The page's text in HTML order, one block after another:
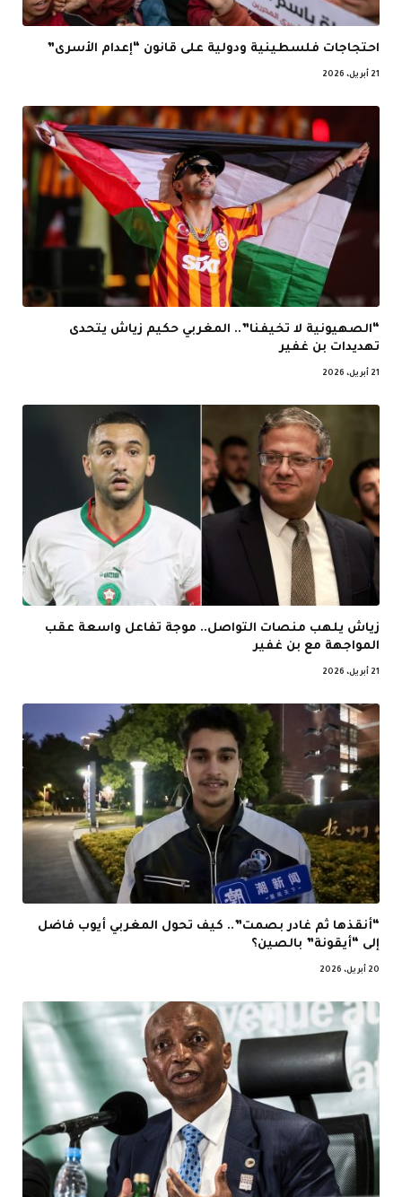
احتجاجات فلسطينية ودولية على قانون “إعدام الأسرى”
21 أبريل، 2026
“الصهيونية لا تخيفنا”.. المغربي حكيم زياش يتحدى
تهديدات بن غفير
21 أبريل، 2026
زياش يلهب منصات التواصل.. موجة تفاعل واسعة عقب
المواجهة مع بن غفير
21 أبريل، 2026
“أنقذها ثم غادر بصمت”.. كيف تحول المغربي أيوب فاضل
إلى “أيقونة” بالصين؟
20 أبريل، 2026